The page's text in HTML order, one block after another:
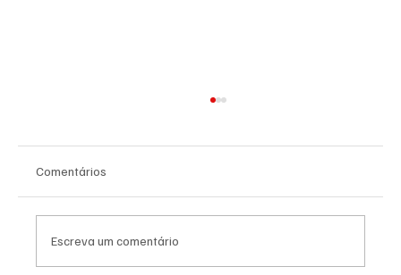
Comentários
Escreva um comentário